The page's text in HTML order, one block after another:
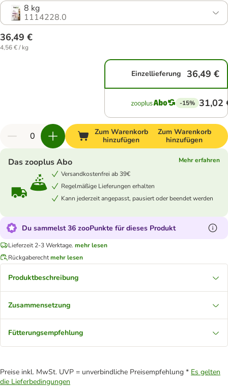
8 kg
1114228.0
36,49 €
4,56 € / kg
Einzellieferung 36,49 €
-15% 31,02
Zum Warenkorb
hinzufügen
Zum Warenkorb
hinzufügen
Das zooplus Abo
Mehr erfahren
Versandkostenfrei ab 39€
Regelmäßige Lieferungen erhalten
Kann jederzeit angepasst, pausiert oder beendet werden
Du sammelst 36 zooPunkte für dieses Produkt
Lieferzeit 2-3 Werktage. mehr lesen
Rückgaberechtmehr lesen
Produktbeschreibung
Zusammensetzung
Fütterungsempfehlung
Preise inkl. MwSt. UVP = unverbindliche Preisempfehlung * Es gelten
die Lieferbedingungen